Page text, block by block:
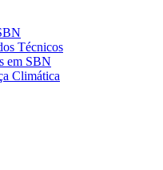
Técnicos
em SBN
Climática